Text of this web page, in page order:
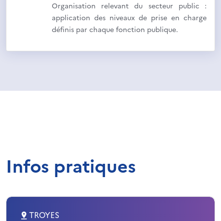
Organisation relevant du secteur public :
application des niveaux de prise en charge
définis par chaque fonction publique.
Infos pratiques
TROYES